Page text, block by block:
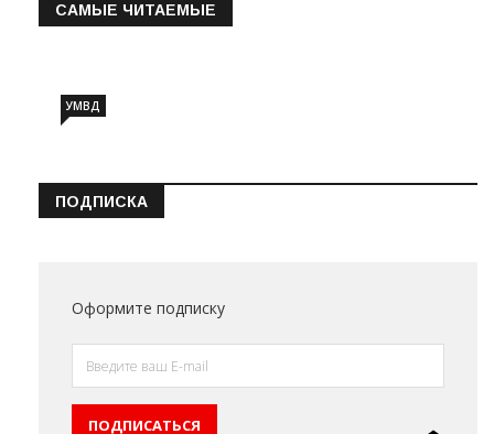
САМЫЕ ЧИТАЕМЫЕ
УМВД
ПОДПИСКА
Оформите подписку